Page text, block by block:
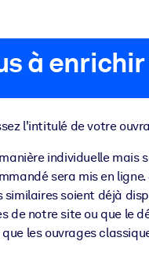
rapide.
à
l'intitulé de votre
individuelle
sera mis en
soient déjà
notre site ou que le
les ouvrages